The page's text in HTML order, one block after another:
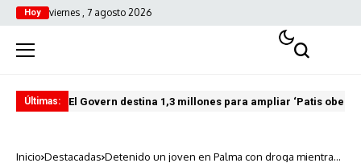
Hoy viernes , 7 agosto 2026
Últimas: El Govern destina 1,3 millones para ampliar ‘Patis
Inicio Destacadas Detenido un joven en Palma con droga mientras